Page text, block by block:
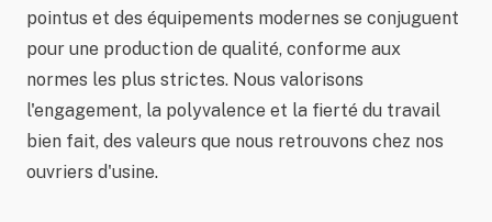
pointus et des équipements modernes se conjuguent
pour une production de qualité, conforme aux
normes les plus strictes. Nous valorisons
l'engagement, la polyvalence et la fierté du travail
bien fait, des valeurs que nous retrouvons chez nos
ouvriers d'usine.